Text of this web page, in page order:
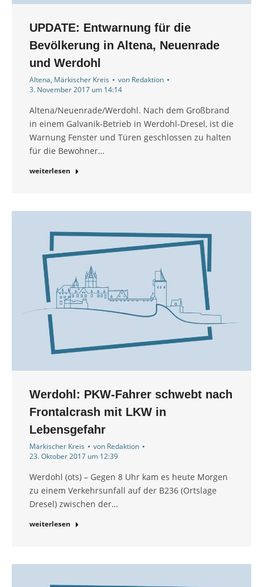
UPDATE: Entwarnung für die
Bevölkerung in Altena, Neuenrade
und Werdohl
Altena, Märkischer Kreis von Redaktion
3. November 2017 um 14:14
Altena/Neuenrade/Werdohl. Nach dem Großbrand
in einem Galvanik-Betrieb in Werdohl-Dresel, ist die
Warnung Fenster und Türen geschlossen zu halten
für die Bewohner…
weiterlesen
Werdohl: PKW-Fahrer schwebt nach
Frontalcrash mit LKW in
Lebensgefahr
Märkischer Kreis von Redaktion
23. Oktober 2017 um 12:39
Werdohl (ots) – Gegen 8 Uhr kam es heute Morgen
zu einem Verkehrsunfall auf der B236 (Ortslage
Dresel) zwischen der…
weiterlesen